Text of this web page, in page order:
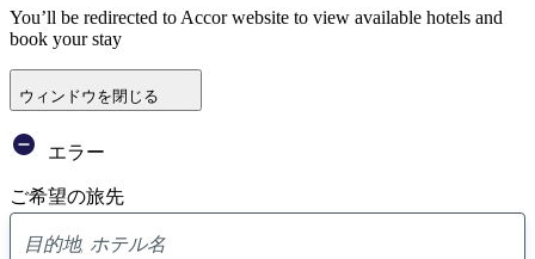
You’ll be redirected to Accor website to view available hotels and
book your stay
ウィンドウを閉じる
エラー
ご希望の旅先